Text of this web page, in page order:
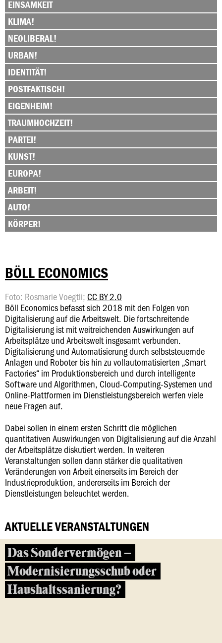
EINSAMKEIT
KLIMA!
NEOLIBERAL!
URBAN!
IDENTITÄT!
POSTFAKTISCH!
EIGENHEIM!
TRAUMHOCHZEIT!
PARTEI!
KUNST!
EUROPA!
ARBEIT!
AUTO!
KÖRPER!
BÖLL ECONOMICS
Foto: Rosmarie Voegtli; CC BY 2.0
Böll Economics befasst sich 2018 mit den Folgen von
Digitalisierung auf die Arbeitswelt. Die fortschreitende
Digitalisierung ist mit weitreichenden Auswirkungen auf
Arbeitsplätze und Arbeitswelt insgesamt verbunden.
Digitalisierung und Automatisierung durch selbststeuernde
Anlagen und Roboter bis hin zu vollautomatisierten „Smart
Factories“ im Produktionsbereich und durch intelligente
Software und Algorithmen, Cloud-Computing-Systemen und
Online-Plattformen im Dienstleistungsbereich werfen viele
neue Fragen auf.
Dabei sollen in einem ersten Schritt die möglichen
quantitativen Auswirkungen von Digitalisierung auf die Anzahl
der Arbeitsplätze diskutiert werden. In weiteren
Veranstaltungen sollen dann stärker die qualitativen
Veränderungen von Arbeit einerseits im Bereich der
Industrieproduktion, andererseits im Bereich der
Dienstleistungen beleuchtet werden.
AKTUELLE VERANSTALTUNGEN
Das Sondervermögen –
Modernisierungsschub oder
Haushaltssanierung?